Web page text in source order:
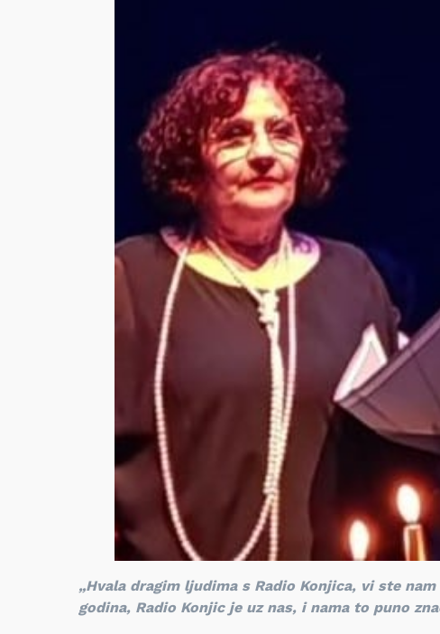
„Hvala dragim ljudima s Radio Konjica, vi ste
godina, Radio Konjic je uz nas, i nama to puno